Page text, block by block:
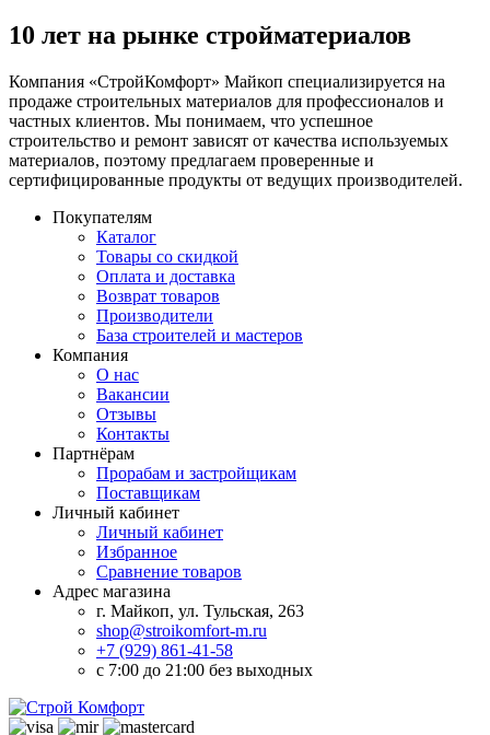
10 лет на рынке стройматериалов
Компания «СтройКомфорт» Майкоп специализируется на
продаже строительных материалов для профессионалов и
частных клиентов. Мы понимаем, что успешное
строительство и ремонт зависят от качества используемых
материалов, поэтому предлагаем проверенные и
сертифицированные продукты от ведущих производителей.
Покупателям
Каталог
Товары со скидкой
Оплата и доставка
Возврат товаров
Производители
База строителей и мастеров
Компания
О нас
Вакансии
Отзывы
Контакты
Партнёрам
Прорабам и застройщикам
Поставщикам
Личный кабинет
Личный кабинет
Избранное
Сравнение товаров
Адрес магазина
г. Майкоп, ул. Тульская, 263
shop@stroikomfort-m.ru
+7 (929) 861-41-58
с 7:00 до 21:00 без выходных